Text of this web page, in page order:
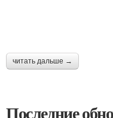
читать дальше →
Последние